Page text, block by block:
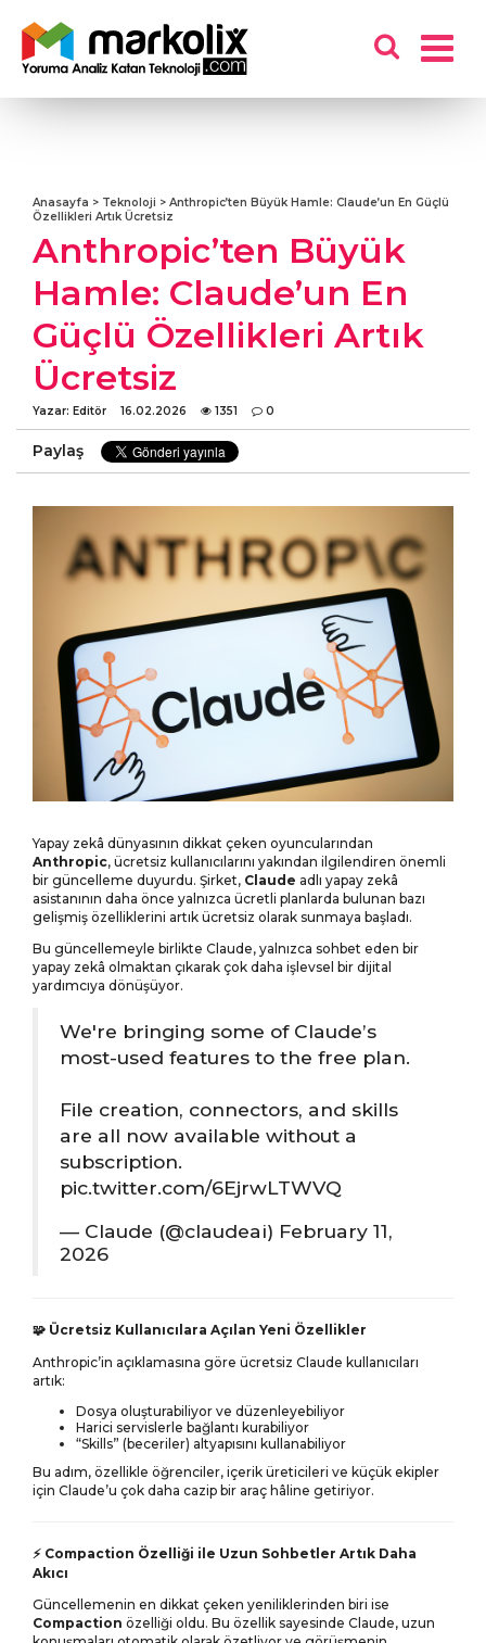
KULLANICI
GIRIŞ YAP
KAYIT OL
ÜYELIK PAKETLERI
KULLANICI SÖZLEŞMESI
MENÜ
ANASAYFA
HABERLER
YORUMLA
M-CONNECT
HAKKIMIZDA
MARKA ÖNER
SSS
ŞIFREMI UNUTTUM
GIZLILIK POLITIKASI
MESAFELI SATIŞ SÖZLEŞMESI
İADE ŞARTLARI
KIŞISEL VERILERIN
REKLAM VE SPONSORLUK
Anasayfa Teknoloji
Anthropic’ten Büyük Hamle: Claude’un En Güçlü
Özellikleri Artık Ücretsiz
Anthropic’ten Büyük
Hamle: Claude’un En
Güçlü Özellikleri Artık
Ücretsiz
Yazar: Editör 16.02.2026 1351 0
Paylaş
Yapay zekâ dünyasının dikkat çeken oyuncularından
Anthropic, ücretsiz kullanıcılarını yakından ilgilendiren önemli
bir güncelleme duyurdu. Şirket, Claude adlı yapay zekâ
asistanının daha önce yalnızca ücretli planlarda bulunan bazı
gelişmiş özelliklerini artık ücretsiz olarak sunmaya başladı.
Bu güncellemeyle birlikte Claude, yalnızca sohbet eden bir
yapay zekâ olmaktan çıkarak çok daha işlevsel bir dijital
yardımcıya dönüşüyor.
We're bringing some of Claude’s
most-used features to the free plan.
File creation, connectors, and skills
are all now available without a
subscription.
pic.twitter.com/6EjrwLTWVQ
— Claude (@claudeai) February 11,
2026
🧩 Ücretsiz Kullanıcılara Açılan Yeni Özellikler
Anthropic’in açıklamasına göre ücretsiz Claude kullanıcıları
artık:
Dosya oluşturabiliyor ve düzenleyebiliyor
Harici servislerle bağlantı kurabiliyor
“Skills” (beceriler) altyapısını kullanabiliyor
Bu adım, özellikle öğrenciler, içerik üreticileri ve küçük ekipler
için Claude’u çok daha cazip bir araç hâline getiriyor.
⚡ Compaction Özelliği ile Uzun Sohbetler Artık Daha
Akıcı
Güncellemenin en dikkat çeken yeniliklerinden biri ise
Compaction özelliği oldu. Bu özellik sayesinde Claude, uzun